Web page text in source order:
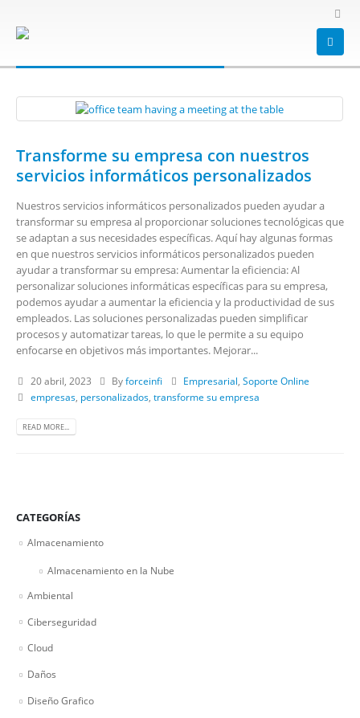
transforme su empresa
Transforme su empresa con nuestros
servicios informáticos personalizados
Nuestros servicios informáticos personalizados pueden ayudar a
transformar su empresa al proporcionar soluciones tecnológicas que
se adaptan a sus necesidades específicas. Aquí hay algunas formas
en que nuestros servicios informáticos personalizados pueden
ayudar a transformar su empresa: Aumentar la eficiencia: Al
personalizar soluciones informáticas específicas para su empresa,
podemos ayudar a aumentar la eficiencia y la productividad de sus
empleados. Las soluciones personalizadas pueden simplificar
procesos y automatizar tareas, lo que le permite a su equipo
enfocarse en objetivos más importantes. Mejorar...
20 abril, 2023 Byforceinfi Empresarial,Soporte Online
empresas, personalizados, transforme su empresa
READ MORE...
CATEGORÍAS
Almacenamiento
Almacenamiento en la Nube
Ambiental
Ciberseguridad
Cloud
Daños
Diseño Grafico